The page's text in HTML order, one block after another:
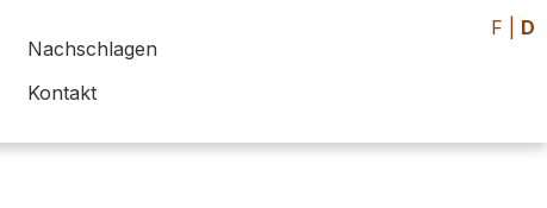
Nachschlagen
Kontakt
F D